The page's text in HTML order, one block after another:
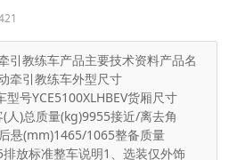
引教练车产品主要技术资料产品名
牵引教练车外型尺寸
号YCE5100XLHBEV货厢尺寸
)总质量(kg)9955接近/离去角
悬(mm)1465/1065整备质量
放标准整车说明1、选装仅外饰